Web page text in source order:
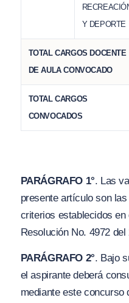
Y DEPORTE
TOTAL CARGOS DOCENTE
DE AULA CONVOCADO
TOTAL CARGOS
CONVOCADOS
PARÁGRAFO 1°. Las
presente artículo son
criterios establecidos en
Resolución No. 4972
PARÁGRAFO 2°. Bajo
el aspirante deberá
mediante este concurso